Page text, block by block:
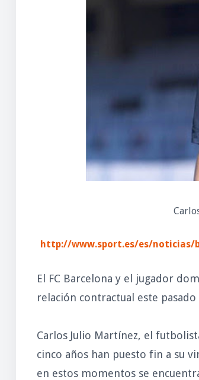
http://www.sport.es/es/noticias/
El FC Barcelona y el jugador
relación contractual este pasado
Carlos Julio Martínez, el
cinco años han puesto fin a su
en estos momentos se